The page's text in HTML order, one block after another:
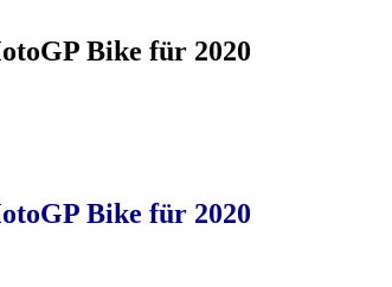
Bike für 2020
Bike für 2020